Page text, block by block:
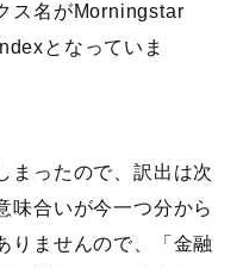
ス名がMorningstar
となっていま
まったので、訳出は次
味合いが今一つ分から
りませんので、「金融